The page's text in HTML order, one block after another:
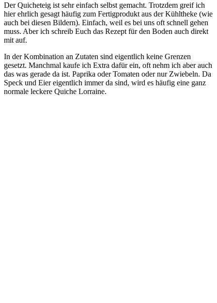
Der Quicheteig ist sehr einfach selbst gemacht. Trotzdem greif ich
hier ehrlich gesagt häufig zum Fertigprodukt aus der Kühltheke (wie
auch bei diesen Bildern). Einfach, weil es bei uns oft schnell gehen
muss. Aber ich schreib Euch das Rezept für den Boden auch direkt
mit auf.
In der Kombination an Zutaten sind eigentlich keine Grenzen
gesetzt. Manchmal kaufe ich Extra dafür ein, oft nehm ich aber auch
das was gerade da ist. Paprika oder Tomaten oder nur Zwiebeln. Da
Speck und Eier eigentlich immer da sind, wird es häufig eine ganz
normale leckere Quiche Lorraine.